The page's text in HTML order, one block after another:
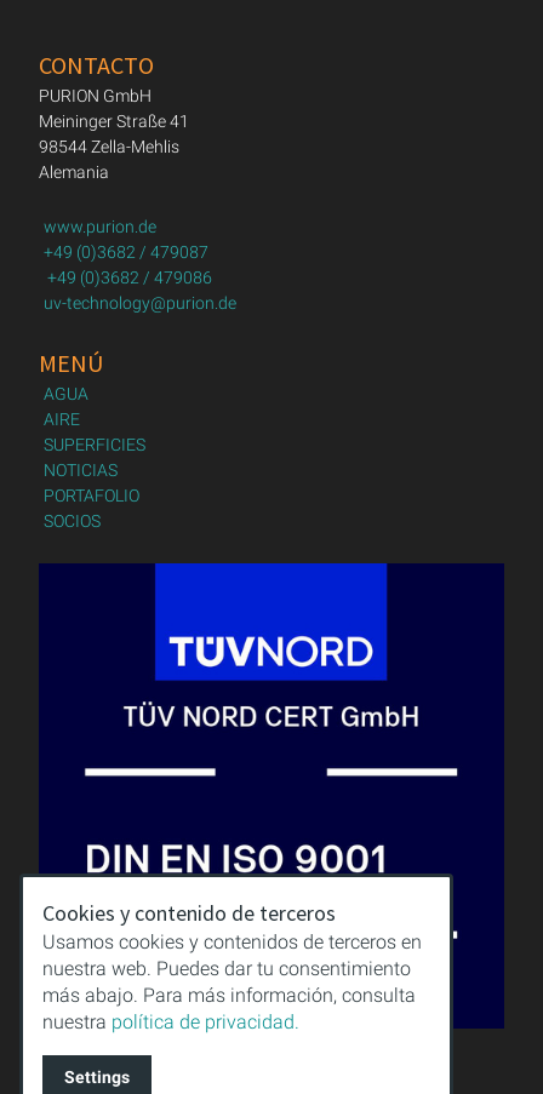
CONTACTO
PURION GmbH
Meininger Straße 41
98544 Zella-Mehlis
Alemania
www.purion.de
+49 (0)3682 / 479087
+49 (0)3682 / 479086
uv-technology@purion.de
MENÚ
AGUA
AIRE
SUPERFICIES
NOTICIAS
PORTAFOLIO
SOCIOS
CONOCIMIENTO
Cookies y contenido de terceros
Usamos cookies y contenidos de terceros en
nuestra web. Puedes dar tu consentimiento
más abajo. Para más información, consulta
nuestra política de privacidad.
Settings